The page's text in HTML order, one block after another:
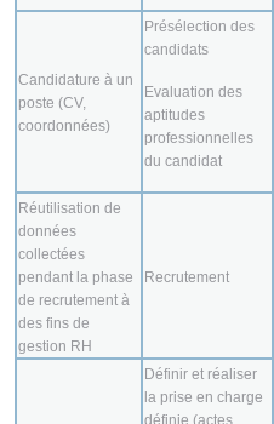
Candidature à un
poste (CV,
coordonnées)
Présélection des
candidats
Evaluation des
aptitudes
professionnelles
du candidat
Réutilisation de
données
collectées
pendant la phase
de recrutement à
des fins de
gestion RH
Recrutement
Définir et réaliser
la prise en charge
définie (actes,